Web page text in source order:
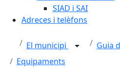
SIAD i SAI
Adreces i telèfons
El municipi
Guia
Equipaments